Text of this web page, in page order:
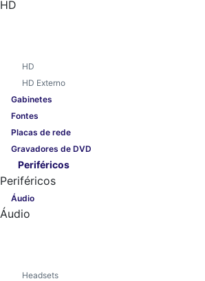
HD
HD
HD Externo
Gabinetes
Fontes
Placas de rede
Gravadores de DVD
Periféricos
Periféricos
Áudio
Áudio
Headsets